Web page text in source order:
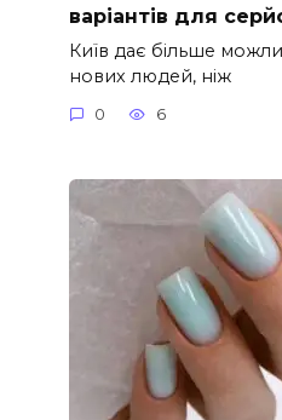
варіантів для
Київ дає більше
нових людей, ніж
0 6